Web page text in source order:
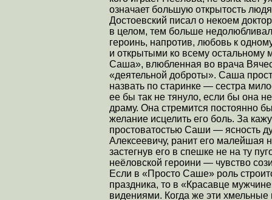
означает большую открытость
Достоевский писал о некоем
в целом, тем больше недолюбливал
героинь, напротив, любовь к
и открытыми ко всему остальному
Саша», влюбленная во врача
«деятельной доброты». Саша
назвать по старинке — сестра
ее бы так не тянуло, если бы она
драму. Она стремится постоянно
желание исцелить его боль. За
простоватостью Саши — ясность
Алексеевичу, ранит его малейшая
застегнув его в спешке не на ту
неёловской героини — чувство
Если в «Просто Саше» роль
праздника, то в «Красавце
видениями. Когда же эти